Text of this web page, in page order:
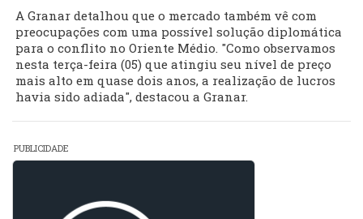
A Granar detalhou que o mercado também vê com
preocupações com uma possível solução diplomática
para o conflito no Oriente Médio. "Como observamos
nesta terça-feira (05) que atingiu seu nível de preço
mais alto em quase dois anos, a realização de lucros
havia sido adiada", destacou a Granar.
PUBLICIDADE